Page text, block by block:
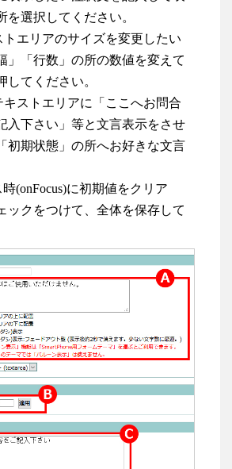
を選択してください。
トエリアのサイズを変更したい
」「行数」の所の数値を変えて
してください。
キストエリアに「ここへお問合
入下さい」等と文言表示をさせ
初期状態」の所へお好きな文言
(onFocus)に初期値をクリア
ックをつけて、全体を保存して